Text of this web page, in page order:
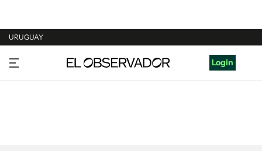
URUGUAY
URUGUAY
ARGENTINA
Login